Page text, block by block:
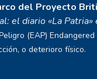
del Proyecto
el diario «La
(EAP)
o deterioro físico.